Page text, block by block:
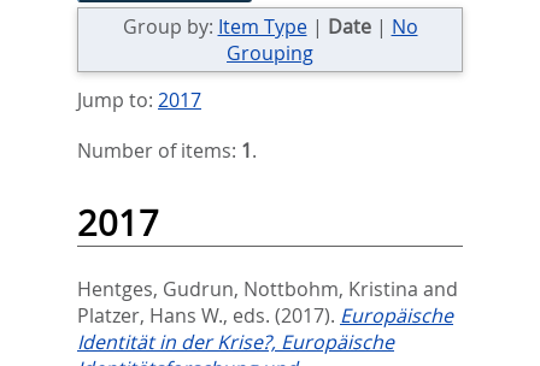
Group by: Item Type| Date| No
Grouping
Jump to: 2017
Number of items: 1.
2017
Hentges, Gudrun, Nottbohm, Kristina and
Platzer, Hans W., eds. (2017). Europäische
Identität in der Krise?, Europäische